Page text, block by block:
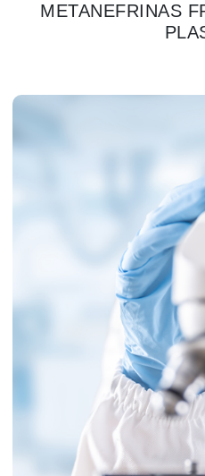
METANEFRINAS